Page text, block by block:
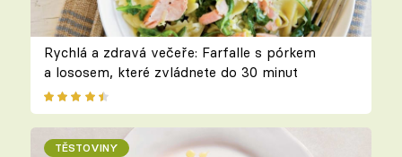
Rychlá a zdravá večeře: Farfalle s pórkem
a lososem, které zvládnete do 30 minut
TĚSTOVINY